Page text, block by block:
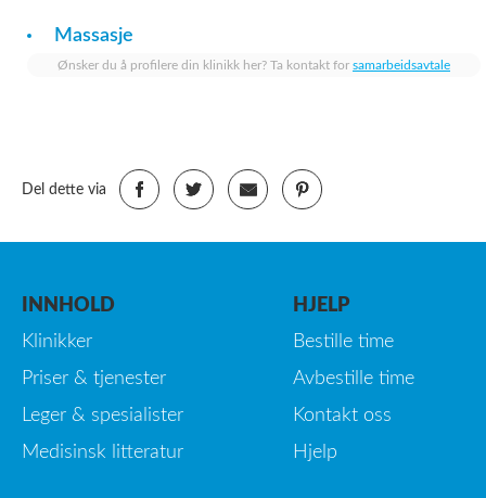
Massasje
Ønsker du å profilere din klinikk her? Ta kontakt for samarbeidsavtale
Del dette via
INNHOLD
Klinikker
Priser & tjenester
Leger & spesialister
Medisinsk litteratur
HJELP
Bestille time
Avbestille time
Kontakt oss
Hjelp